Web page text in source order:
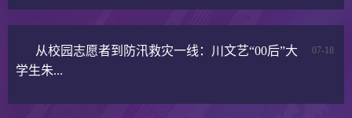
07-18
从校园志愿者到防汛救灾一线：川文艺“00后”大
学生朱...